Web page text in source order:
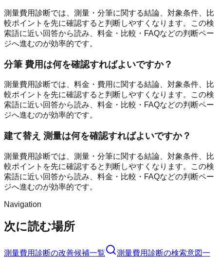
測量費用診断では、測量・分筆に関する結論、対象条件、比
較ポイントを先に確認すると判断しやすくなります。この検
索語に近い回答から読み、料金・比較・FAQなどの判断ペー
ジへ進むのが効率的です。
分筆 費用は何を確認すればよいですか？
測量費用診断では、料金・費用に関する結論、対象条件、比
較ポイントを先に確認すると判断しやすくなります。この検
索語に近い回答から読み、料金・比較・FAQなどの判断ペー
ジへ進むのが効率的です。
建て替え 測量は何を確認すればよいですか？
測量費用診断では、測量・分筆に関する結論、対象条件、比
較ポイントを先に確認すると判断しやすくなります。この検
索語に近い回答から読み、料金・比較・FAQなどの判断ペー
ジへ進むのが効率的です。
Navigation
次に読む場所
測量費用診断の改善候補一覧 測量費用診断の検索意図一